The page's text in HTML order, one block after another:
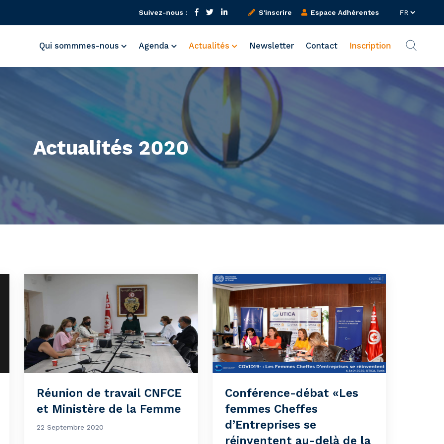
Suivez-nous : S'inscrire Espace Adhérentes
Qui sommmes-nous Agenda Actualités Newsletter Contact Inscription
Actualités 2020
Réunion de travail CNFCE
et Ministère de la Femme
22 Septembre 2020
Conférence-débat «Les
femmes Cheffes
d’Entreprises se
réinventent au-delà de la